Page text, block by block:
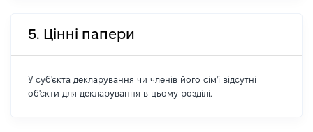
5. Цінні папери
У суб'єкта декларування чи членів його сім'ї відсутні
об'єкти для декларування в цьому розділі.